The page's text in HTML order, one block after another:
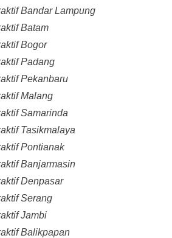
Bandar Lampung
Batam
Bogor
Padang
Pekanbaru
Malang
Samarinda
Tasikmalaya
Pontianak
Banjarmasin
Denpasar
Serang
Jambi
Balikpapan